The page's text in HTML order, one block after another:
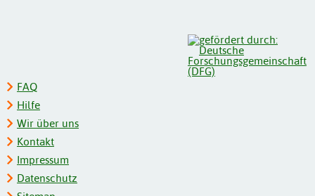
FAQ
Hilfe
Wir über uns
Kontakt
Impressum
Datenschutz